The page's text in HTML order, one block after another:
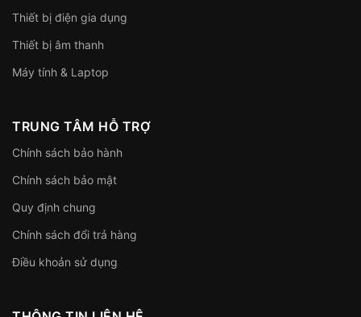
Thiết bị điện gia dụng
Thiết bị âm thanh
Máy tính & Laptop
TRUNG TÂM HỖ TRỢ
Chính sách bảo hành
Chính sách bảo mật
Quy định chung
Chính sách đổi trả hàng
Điều khoản sử dụng